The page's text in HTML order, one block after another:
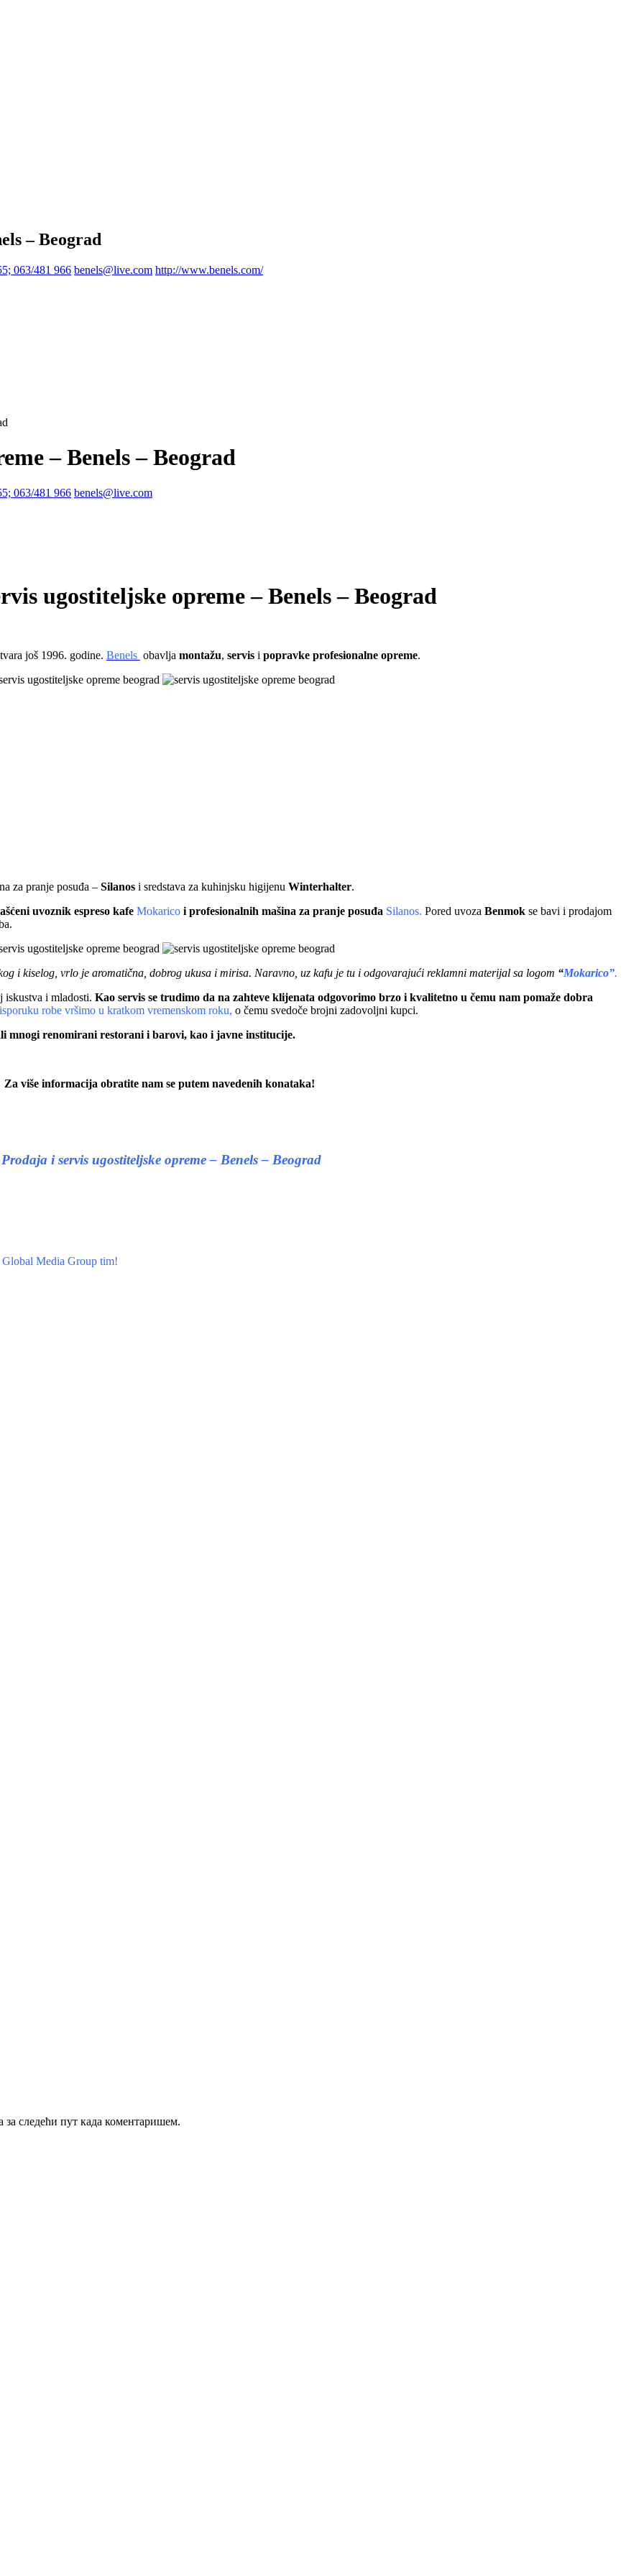
– Beograd
063/481 966 benels@live.com http://www.benels.com/
– Benels – Beograd
063/481 966 benels@live.com
ugostiteljske opreme – Benels – Beograd
još 1996. godine. Benels obavlja montažu, servis i popravke profesionalne opreme.
za pranje posuđa – Silanos i sredstava za kuhinjsku higijenu Winterhalter.
uvoznik espreso kafe Mokarico i profesionalnih mašina za pranje posuđa Silanos. Pored uvoza Benmok se bavi i prodajom
i kiselog, vrlo je aromatična, dobrog ukusa i mirisa. Naravno, uz kafu je tu i odgovarajući reklamni materijal sa logom “Mokarico”.
iskustva i mladosti. Kao servis se trudimo da na zahteve klijenata odgovorimo brzo i kvalitetno u čemu nam pomaže dobra
isporuku robe vršimo u kratkom vremenskom roku, o čemu svedoče brojni zadovoljni kupci.
mnogi renomirani restorani i barovi, kao i javne institucije.
Za više informacija obratite nam se putem navedenih konataka!
Prodaja i servis ugostiteljske opreme – Benels – Beograd
Global Media Group tim!
за следећи пут када коментаришем.